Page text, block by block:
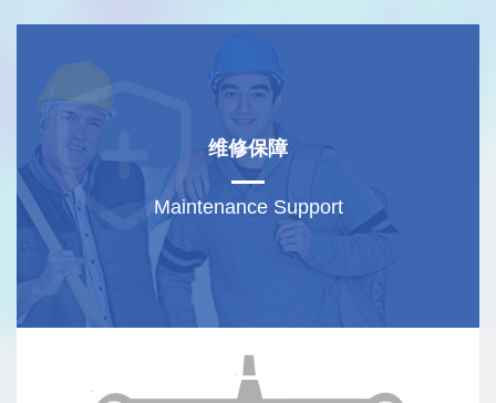
维修保障
Maintenance Support